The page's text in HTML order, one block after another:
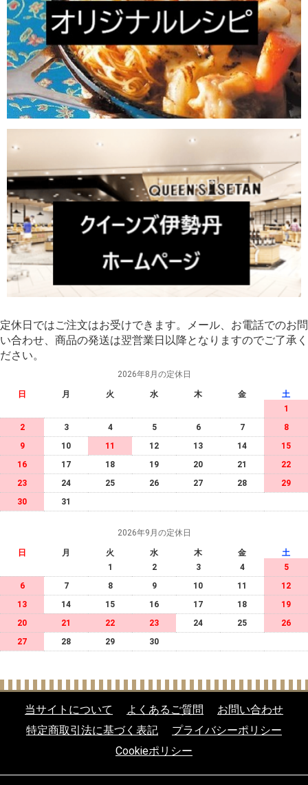
定休日ではご注文はお受けできます。メール、お電話でのお問
い合わせ、商品の発送は翌営業日以降となりますのでご了承く
ださい。
2026年8月の定休日
日 月 火 水 木 金
土
1
2
3 4 5 6 7
8
9
10 11 12 13 14
15
16
17 18 19 20 21
22
23
24 25 26 27 28
29
30
31
2026年9月の定休日
日 月 火 水 木 金
土
1
2 3 4
5
6
7 8 9 10 11
12
13
14 15 16 17 18
19
20
21 22 23 24 25
26
27
28 29 30
当サイトについて よくあるご質問
お問い合わせ
特定商取引法に基づく表記
プライバシーポリシー
Cookieポリシー